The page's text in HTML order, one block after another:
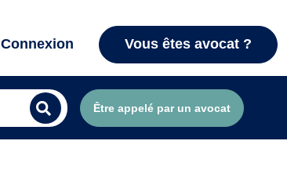
Connexion Vous êtes avocat ?
Être appelé par un avocat